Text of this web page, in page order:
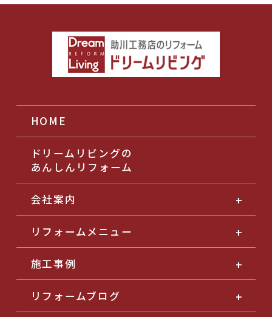
HOME
ドリームリビングの
あんしんリフォーム
会社案内
リフォームメニュー
施工事例
リフォームブログ